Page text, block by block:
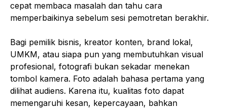
cepat membaca masalah dan tahu cara
memperbaikinya sebelum sesi pemotretan berakhir.
Bagi pemilik bisnis, kreator konten, brand lokal,
UMKM, atau siapa pun yang membutuhkan visual
profesional, fotografi bukan sekadar menekan
tombol kamera. Foto adalah bahasa pertama yang
dilihat audiens. Karena itu, kualitas foto dapat
memengaruhi kesan, kepercayaan, bahkan